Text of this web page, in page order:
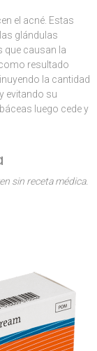
el acné. Estas
glándulas
que causan la
resultado
la cantidad
evitando su
luego cede y
sin receta médica.